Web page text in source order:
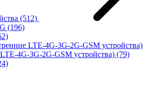
(512)
(196)
LTE-4G-3G-2G-GSM устройства)
4G-3G-2G-GSM устройства) (79)